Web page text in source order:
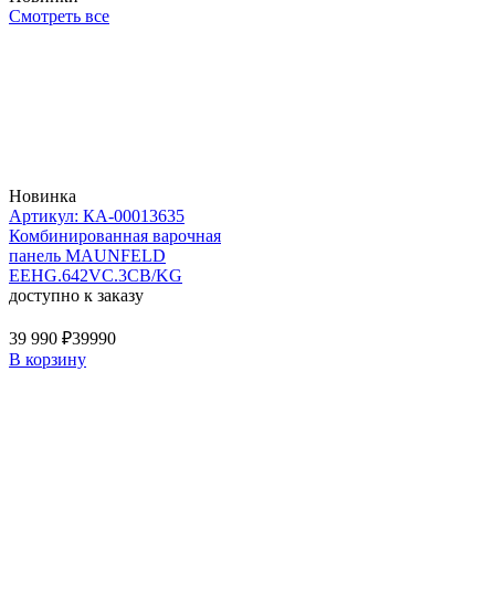
Смотреть все
Новинка
Артикул: КА-00013635
Комбинированная варочная
панель MAUNFELD
EEHG.642VC.3CB/KG
доступно к заказу
39 990 ₽39990
В корзину